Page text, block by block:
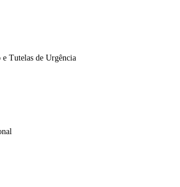
e Tutelas de Urgência